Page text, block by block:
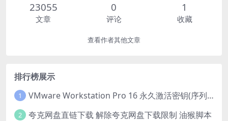
23055
文章
0
评论
1
收藏
查看作者其他文章
排行榜展示
1 VMware Workstation Pro 16 永久激活密钥(序列号)
2 夸克网盘直链下载 解除夸克网盘下载限制 油猴脚本